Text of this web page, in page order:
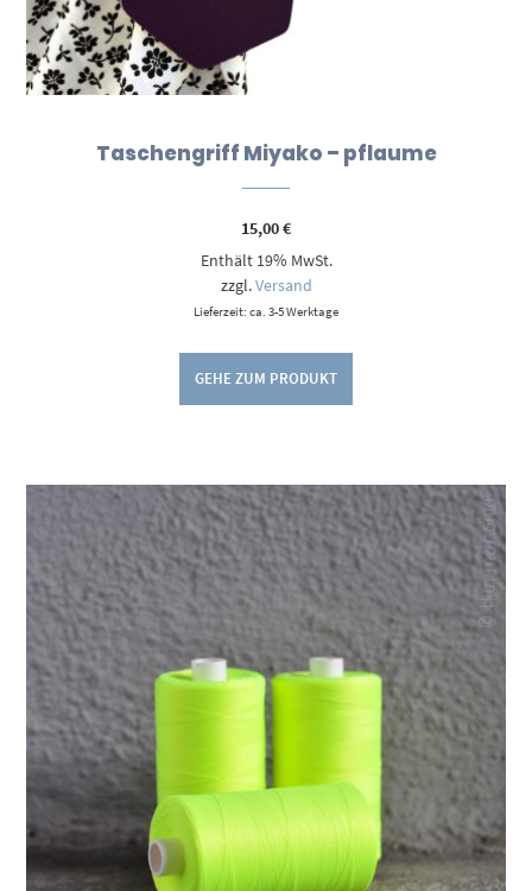
Taschengriff Miyako – pflaume
15,00€
Enthält 19% MwSt.
zzgl.Versand
Lieferzeit: ca. 3-5 Werktage
GEHE ZUM PRODUKT